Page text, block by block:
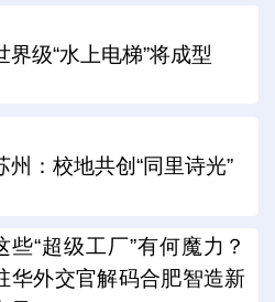
界级“水上电梯”将成型
州：校地共创“同里诗光”
些“超级工厂”有何魔力？
华外交官解码合肥智造新